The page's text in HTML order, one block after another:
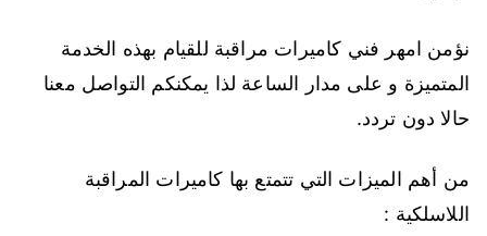
نؤمن امهر فني كاميرات مراقبة للقيام بهذه الخدمة
المتميزة و على مدار الساعة لذا يمكنكم التواصل معنا
حالا دون تردد.
من أهم الميزات التي تتمتع بها كاميرات المراقبة
اللاسلكية :